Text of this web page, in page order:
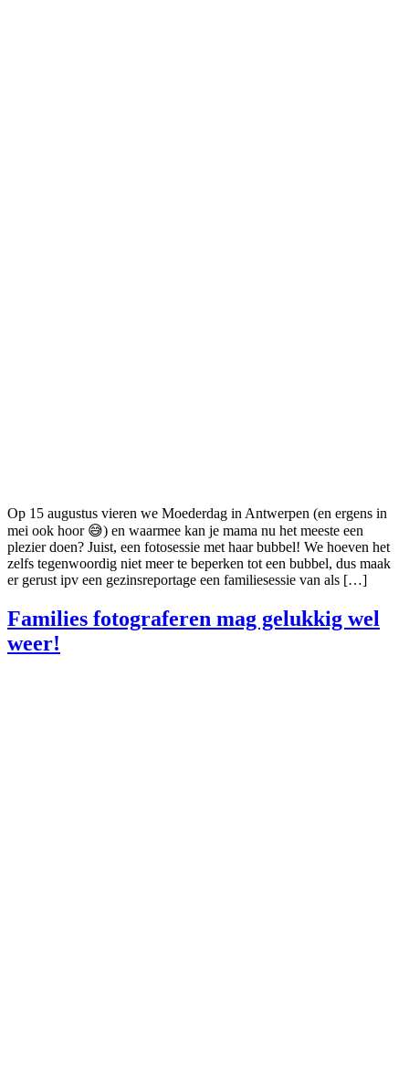
Op 15 augustus vieren we Moederdag in Antwerpen (en ergens in
mei ook hoor 😅) en waarmee kan je mama nu het meeste een
plezier doen? Juist, een fotosessie met haar bubbel! We hoeven het
zelfs tegenwoordig niet meer te beperken tot een bubbel, dus maak
er gerust ipv een gezinsreportage een familiesessie van als […]
Families fotograferen mag gelukkig wel
weer!